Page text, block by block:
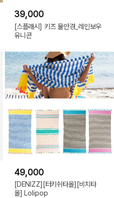
39,000
[스플래시] 키즈 물안경_레인보우
유니콘
49,000
[DENIZZ][터키쉬타올][비치타
올] Lolipop